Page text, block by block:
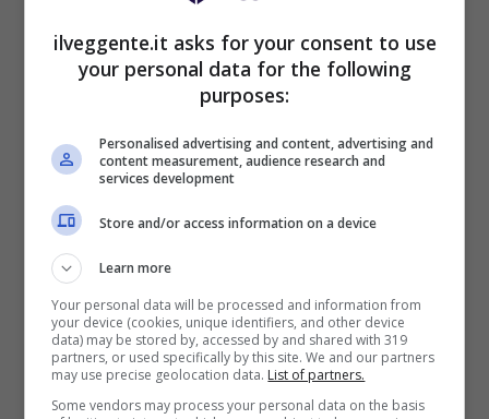
BONUS BENVENUTO LOTTOMATICA: 2050€
Fino a 2050€ bonus scommesse e sport
Bonus Scommesse + 100% fino a 2000€ in Bonus
Sport
2050€
Mostra Informazioni
SNAI
ilveggente.it asks for your consent to use
your personal data for the following
purposes:
Personalised advertising and content, advertising and
content measurement, audience research and
services development
Store and/or access information on a device
Learn more
Your personal data will be processed and information from
your device (cookies, unique identifiers, and other device
data) may be stored by, accessed by and shared with 319
partners, or used specifically by this site. We and our partners
may use precise geolocation data. List of partners.
Some vendors may process your personal data on the basis